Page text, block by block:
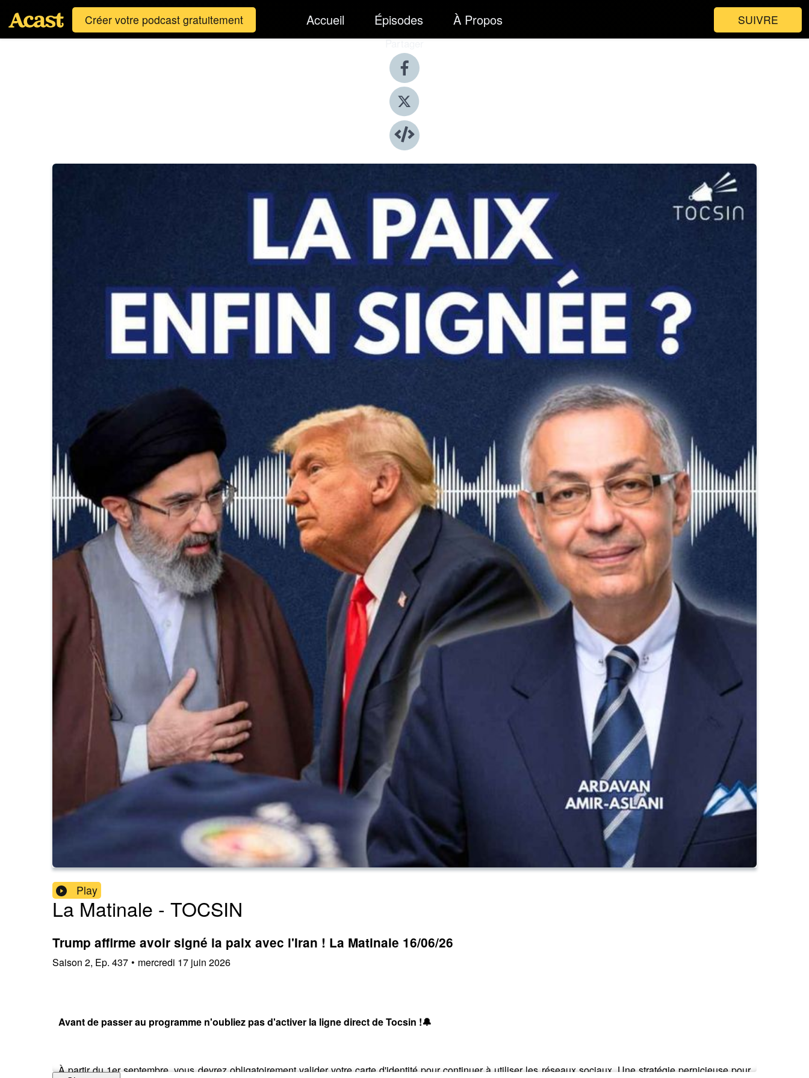
Créer votre podcast gratuitement Accueil Épisodes À Propos SUIVRE
Partager
Play
La Matinale - TOCSIN
Trump affirme avoir signé la paix avec l'Iran ! La Matinale 16/06/26
Saison 2, Ep. 437 • mercredi 17 juin 2026
Avant de passer au programme n'oubliez pas d'activer la ligne direct de Tocsin !🔔
À partir du 1er septembre, vous devrez obligatoirement valider votre carte d'identité pour continuer à utiliser les réseaux sociaux. Une stratégie pernicieuse pour